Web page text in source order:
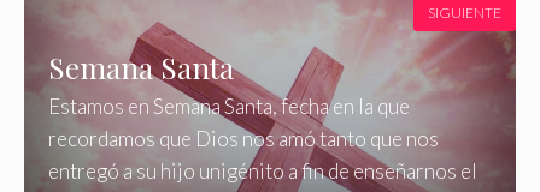
Semana Santa
Estamos en Semana Santa, fecha en la que
recordamos que Dios nos amó tanto que nos
entregó a su hijo unigénito a fin de enseñarnos el
SIGUIENTE